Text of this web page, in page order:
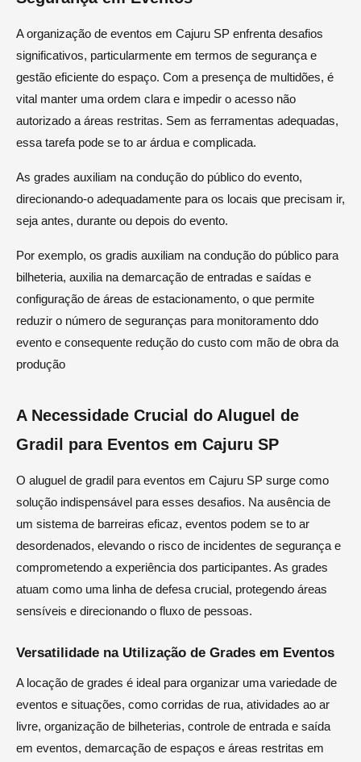
A organização de eventos em Cajuru SP enfrenta desafios
significativos, particularmente em termos de segurança e
gestão eficiente do espaço. Com a presença de multidões, é
vital manter uma ordem clara e impedir o acesso não
autorizado a áreas restritas. Sem as ferramentas adequadas,
essa tarefa pode se to ar árdua e complicada.
As grades auxiliam na condução do público do evento,
direcionando-o adequadamente para os locais que precisam ir,
seja antes, durante ou depois do evento.
Por exemplo, os gradis auxiliam na condução do público para
bilheteria, auxilia na demarcação de entradas e saídas e
configuração de áreas de estacionamento, o que permite
reduzir o número de seguranças para monitoramento ddo
evento e consequente redução do custo com mão de obra da
produção
A Necessidade Crucial do Aluguel de
Gradil para Eventos em Cajuru SP
O aluguel de gradil para eventos em Cajuru SP surge como
solução indispensável para esses desafios. Na ausência de
um sistema de barreiras eficaz, eventos podem se to ar
desordenados, elevando o risco de incidentes de segurança e
comprometendo a experiência dos participantes. As grades
atuam como uma linha de defesa crucial, protegendo áreas
sensíveis e direcionando o fluxo de pessoas.
Versatilidade na Utilização de Grades em Eventos
A locação de grades é ideal para organizar uma variedade de
eventos e situações, como corridas de rua, atividades ao ar
livre, organização de bilheterias, controle de entrada e saída
em eventos, demarcação de espaços e áreas restritas em